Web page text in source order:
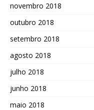
novembro 2018
outubro 2018
setembro 2018
agosto 2018
julho 2018
junho 2018
maio 2018